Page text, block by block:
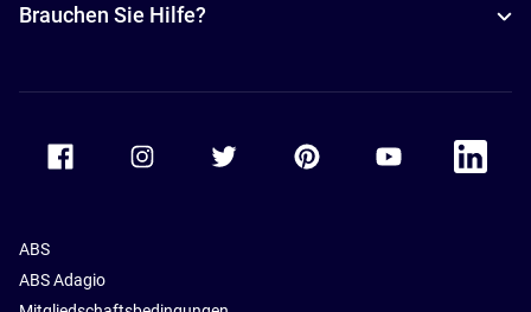
Brauchen Sie Hilfe?
Accor Youtube
Accor
ABS
ABS Adagio